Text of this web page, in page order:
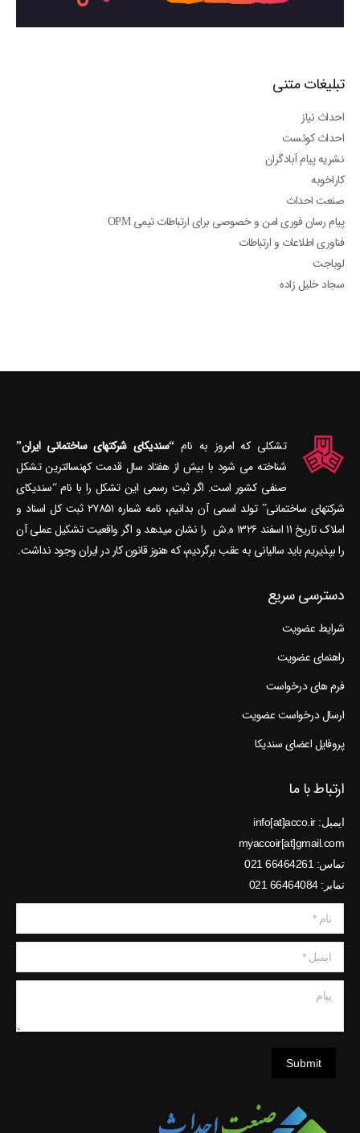
تبلیغات متنی
احداث نیاز
احداث کوئست
نشریه پیام آبادگران
کاراخوبه
صنعت احداث
پیام رسان فوری امن و خصوصی برای ارتباطات تیمی OPM
فناوری اطلاعات و ارتباطات
لوباجت
سجاد خلیل زاده
تشکلی که امروز به نام“سندیکای شرکتهای ساختمانی ایران”
شناخته می‎ شود با بیش از هفتاد سال قدمت کهنسال‎ترین تشکل
صنفی کشور است. اگر ثبت رسمی این تشکل را با نام “سندیکای
شرکتهای ساختمانی” تولد اسمی آن بدانیم، نامه شماره ۲۷۸۵۱ ثبت کل اسناد و
املاک تاریخ ۱۱ اسفند ۱۳۲۶ ه.ش را نشان می‎دهد و اگر واقعیت تشکیل عملی آن
را بپذیریم باید سالیانی به عقب برگردیم، که هنوز قانون کار در ایران وجود نداشت.
دسترسی سریع
شرایط عضویت
راهنمای عضویت
فرم های درخواست
ارسال درخواست عضویت
پروفایل اعضای سندیکا
ارتباط با ما
ایمیل: info[at]acco.ir
myaccoir[at]gmail.com
تماس: 66464261 021
نمابر: 66464084 021
نام *
ایمیل *
Submit